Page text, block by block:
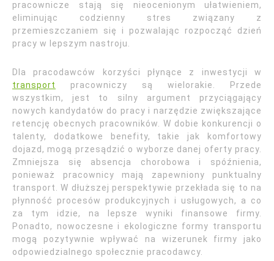
pracownicze stają się nieocenionym ułatwieniem,
eliminując codzienny stres związany z
przemieszczaniem się i pozwalając rozpocząć dzień
pracy w lepszym nastroju.
Dla pracodawców korzyści płynące z inwestycji w
transport
pracowniczy są wielorakie. Przede
wszystkim, jest to silny argument przyciągający
nowych kandydatów do pracy i narzędzie zwiększające
retencję obecnych pracowników. W dobie konkurencji o
talenty, dodatkowe benefity, takie jak komfortowy
dojazd, mogą przesądzić o wyborze danej oferty pracy.
Zmniejsza się absencja chorobowa i spóźnienia,
ponieważ pracownicy mają zapewniony punktualny
transport. W dłuższej perspektywie przekłada się to na
płynność procesów produkcyjnych i usługowych, a co
za tym idzie, na lepsze wyniki finansowe firmy.
Ponadto, nowoczesne i ekologiczne formy transportu
mogą pozytywnie wpływać na wizerunek firmy jako
odpowiedzialnego społecznie pracodawcy.